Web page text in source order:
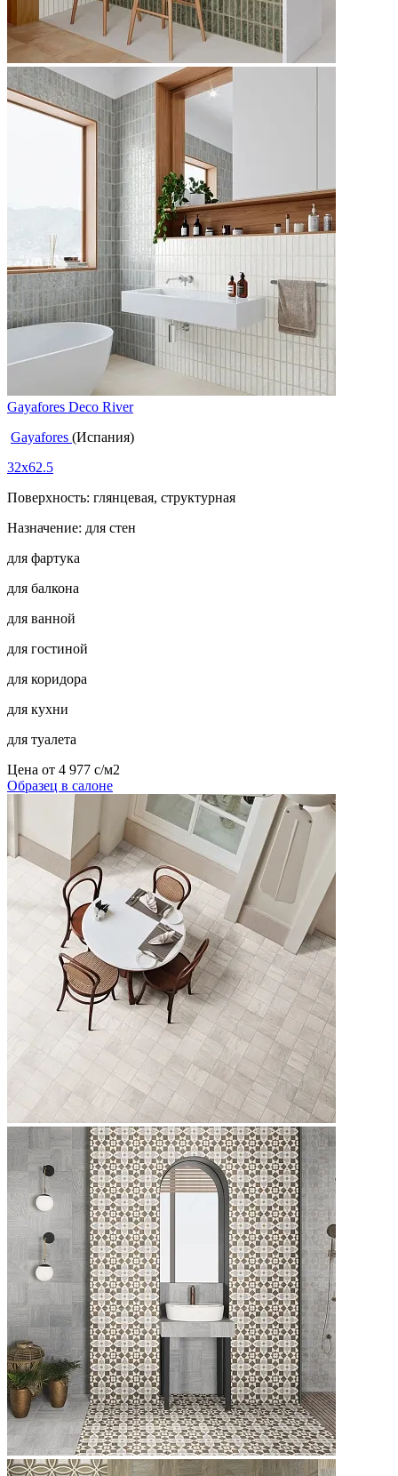
Gayafores Deco River
Gayafores (Испания)
32x62.5
Поверхность: глянцевая, структурная
Назначение: для стен
для фартука
для балкона
для ванной
для гостиной
для коридора
для кухни
для туалета
Цена от 4 977 c/м2
Образец в салоне